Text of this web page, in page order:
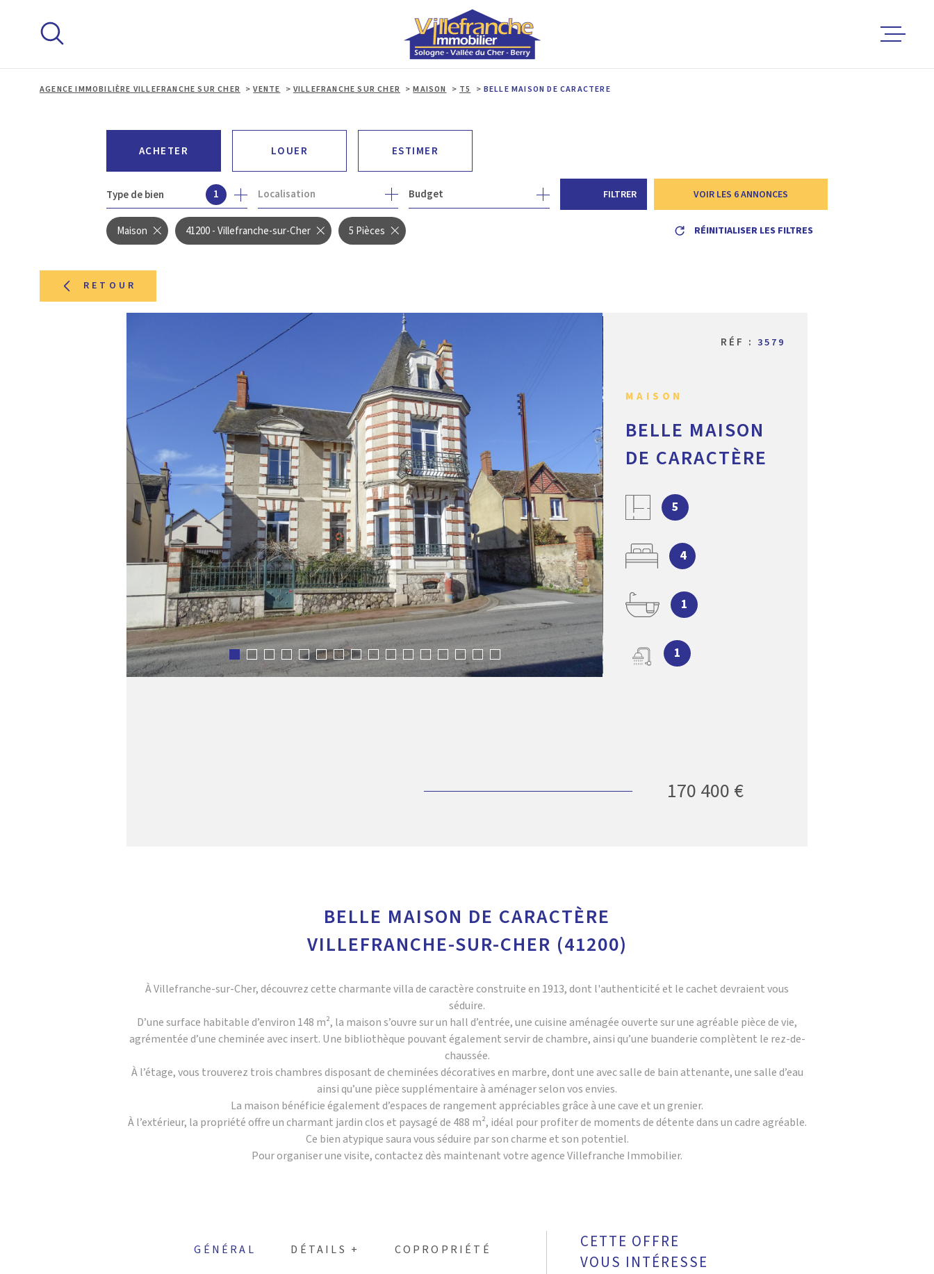
AGENCE IMMOBILIÈRE VILLEFRANCHE SUR CHER VENTE VILLEFRANCHE SUR CHER MAISON T5 BELLE MAISON DE CARACTERE
ACHETER
DE L'ANCIEN
LOUER
À L'ANNÉE
ESTIMER
Type de bien 1 Localisation Budget FILTRER VOIR LES 6ANNONCES
Maison 41200 - Villefranche-sur-Cher 5 Pièces RÉINITIALISER LES FILTRES
RETOUR
RÉF :3579
MAISON
BELLE MAISON
DE CARACTÈRE
5
4
1
1
170 400 €
BELLE MAISON DE CARACTÈRE
VILLEFRANCHE-SUR-CHER (41200)
À Villefranche-sur-Cher, découvrez cette charmante villa de caractère construite en 1913, dont l'authenticité et le cachet devraient vous
séduire.
D’une surface habitable d’environ 148 m², la maison s’ouvre sur un hall d’entrée, une cuisine aménagée ouverte sur une agréable pièce de vie,
agrémentée d’une cheminée avec insert. Une bibliothèque pouvant également servir de chambre, ainsi qu’une buanderie complètent le rez-de-
chaussée.
À l’étage, vous trouverez trois chambres disposant de cheminées décoratives en marbre, dont une avec salle de bain attenante, une salle d’eau
ainsi qu’une pièce supplémentaire à aménager selon vos envies.
La maison bénéficie également d’espaces de rangement appréciables grâce à une cave et un grenier.
À l’extérieur, la propriété offre un charmant jardin clos et paysagé de 488 m², idéal pour profiter de moments de détente dans un cadre agréable.
Ce bien atypique saura vous séduire par son charme et son potentiel.
Pour organiser une visite, contactez dès maintenant votre agence Villefranche Immobilier.
GÉNÉRAL DÉTAILS + COPROPRIÉTÉ
CETTE OFFRE
VOUS INTÉRESSE